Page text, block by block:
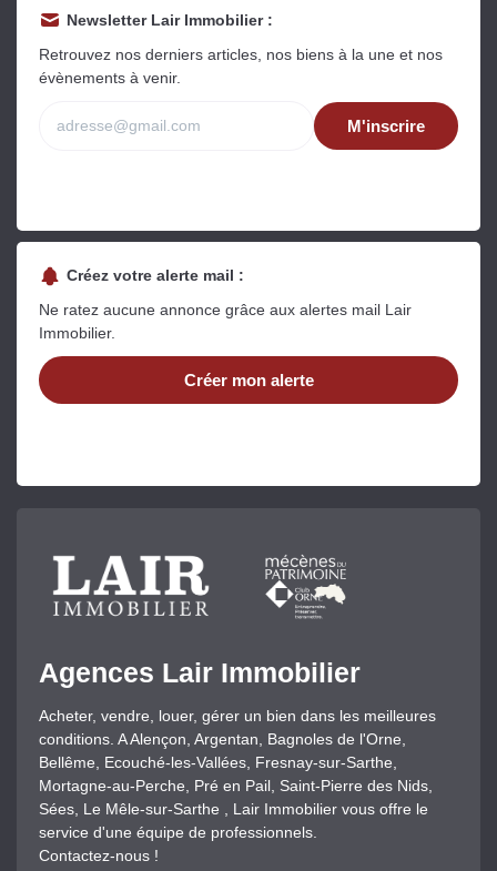
Newsletter Lair Immobilier :
Retrouvez nos derniers articles, nos biens à la une et nos
évènements à venir.
M'inscrire
Créez votre alerte mail :
Ne ratez aucune annonce grâce aux alertes mail Lair
Immobilier.
Créer mon alerte
Agences Lair Immobilier
Acheter, vendre, louer, gérer un bien dans les meilleures
conditions. A Alençon, Argentan, Bagnoles de l'Orne,
Bellême, Ecouché-les-Vallées, Fresnay-sur-Sarthe,
Mortagne-au-Perche, Pré en Pail, Saint-Pierre des Nids,
Sées, Le Mêle-sur-Sarthe , Lair Immobilier vous offre le
service d'une équipe de professionnels.
Contactez-nous !